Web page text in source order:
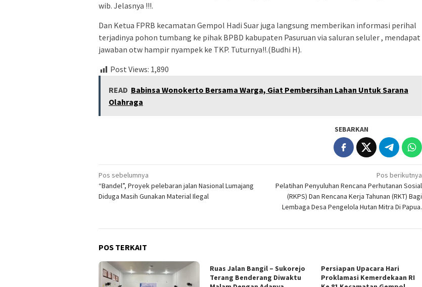
wib. Jelasnya !!!.
Dan Ketua FPRB kecamatan Gempol Hadi Suar juga langsung memberikan informasi perihal
terjadinya pohon tumbang ke pihak BPBD kabupaten Pasuruan via saluran seluler , mendapat
jawaban otw hampir nyampek ke TKP. Tuturnya!!.(Budhi H).
Post Views: 1,890
READ Babinsa Wonokerto Bersama Warga, Giat Pembersihan Lahan Untuk Sarana
Olahraga
SEBARKAN
Navigasi
pos
Pos sebelumnya
“Bandel”, Proyek pelebaran jalan Nasional Lumajang
Diduga Masih Gunakan Material Ilegal
Pos berikutnya
Pelatihan Penyuluhan Rencana Perhutanan Sosial
(RKPS) Dan Rencana Kerja Tahunan (RKT) Bagi
Lembaga Desa Pengelola Hutan Mitra Di Papua.
POS TERKAIT
Ruas Jalan Bangil – Sukorejo
Terang Benderang Diwaktu
Persiapan Upacara Hari
Proklamasi Kemerdekaan RI